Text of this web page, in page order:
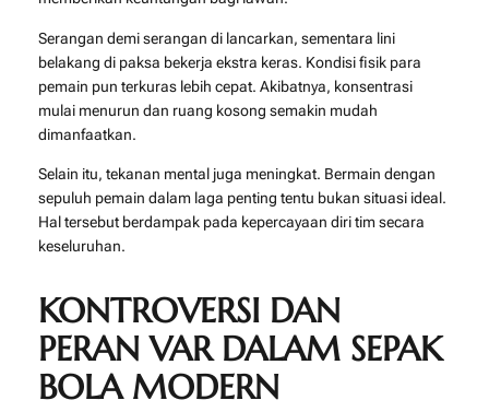
Serangan demi serangan di lancarkan, sementara lini
belakang di paksa bekerja ekstra keras. Kondisi fisik para
pemain pun terkuras lebih cepat. Akibatnya, konsentrasi
mulai menurun dan ruang kosong semakin mudah
dimanfaatkan.
Selain itu, tekanan mental juga meningkat. Bermain dengan
sepuluh pemain dalam laga penting tentu bukan situasi ideal.
Hal tersebut berdampak pada kepercayaan diri tim secara
keseluruhan.
KONTROVERSI DAN
PERAN VAR DALAM SEPAK
BOLA MODERN